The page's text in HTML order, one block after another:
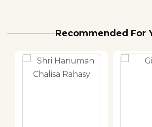
Recommended For